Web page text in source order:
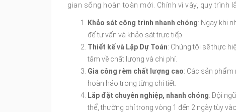
gian sống hoàn toàn mới. Chính vì vậy, quy trình
Khảo sát công trình nhanh chóng: Ngay khi
để tư vấn và khảo sát trực tiếp.
Thiết kế và Lập Dự Toán: Chúng tôi sẽ thực
tâm về chất lượng và chi phí.
Gia công rèm chất lượng cao: Các sản
hoàn hảo trong từng chi tiết.
Lắp đặt chuyên nghiệp, nhanh chóng: Đội
thể, thường chỉ trong vòng 1 đến 2 ngày tùy